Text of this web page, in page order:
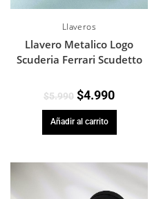
Llaveros
Llavero Metalico Logo
Scuderia Ferrari Scudetto
$5.990 $4.990
Añadir al carrito